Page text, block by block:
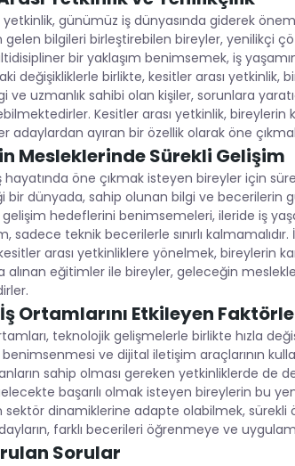
yetkinlik, günümüz iş dünyasında giderek
gelen bilgileri birleştirebilen bireyler, yenilikçi
bir yaklaşım benimsemek, iş
değişikliklerle birlikte, kesitler arası
ve uzmanlık sahibi olan kişiler, sorunlara
Kesitler arası yetkinlik,
adaylardan ayıran bir özellik olarak öne
Mesleklerinde Sürekli Gelişim
hayatında öne çıkmak isteyen bireyler için
bir dünyada, sahip olunan bilgi ve becerilerin
hedeflerini benimsemeleri, ileride iş
sadece teknik becerilerle sınırlı
arası yetkinliklere yönelmek, bireylerin
alınan eğitimler ile bireyler, geleceğin
Ortamlarını Etkileyen
teknolojik gelişmelerle birlikte hızla
ve dijital iletişim araçlarının
sahip olması gereken yetkinliklerde de
başarılı olmak isteyen bireylerin bu
sektör dinamiklerine adapte olabilmek,
farklı becerileri öğrenmeye ve
Sorular